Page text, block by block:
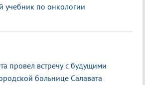
учебник по онкологии
провел встречу с будущими
больнице Салавата